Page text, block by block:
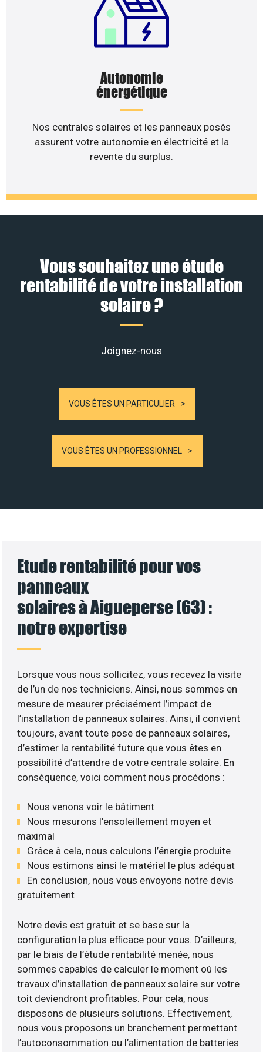
Autonomie
énergétique
Nos centrales solaires et les panneaux posés
assurent votre autonomie en électricité et la
revente du surplus.
Vous souhaitez une étude
rentabilité de votre installation
solaire ?
Joignez-nous
VOUS ÊTES UN PARTICULIER
VOUS ÊTES UN PROFESSIONNEL
Etude rentabilité pour vos
panneaux
solaires à Aigueperse (63) :
notre expertise
Lorsque vous nous sollicitez, vous recevez la visite
de l’un de nos techniciens. Ainsi, nous sommes en
mesure de mesurer précisément l’impact de
l’installation de panneaux solaires. Ainsi, il convient
toujours, avant toute pose de panneaux solaires,
d’estimer la rentabilité future que vous êtes en
possibilité d’attendre de votre centrale solaire. En
conséquence, voici comment nous procédons :
Nous venons voir le bâtiment
Nous mesurons l’ensoleillement moyen et
maximal
Grâce à cela, nous calculons l’énergie produite
Nous estimons ainsi le matériel le plus adéquat
En conclusion, nous vous envoyons notre devis
gratuitement
Notre devis est gratuit et se base sur la
configuration la plus efficace pour vous. D’ailleurs,
par le biais de l’étude rentabilité menée, nous
sommes capables de calculer le moment où les
travaux d’installation de panneaux solaire sur votre
toit deviendront profitables. Pour cela, nous
disposons de plusieurs solutions. Effectivement,
nous vous proposons un branchement permettant
l’autoconsommation ou l’alimentation de batteries